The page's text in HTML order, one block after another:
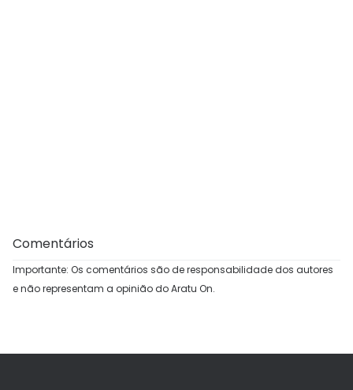
Comentários
Importante: Os comentários são de responsabilidade dos autores
e não representam a opinião do Aratu On.